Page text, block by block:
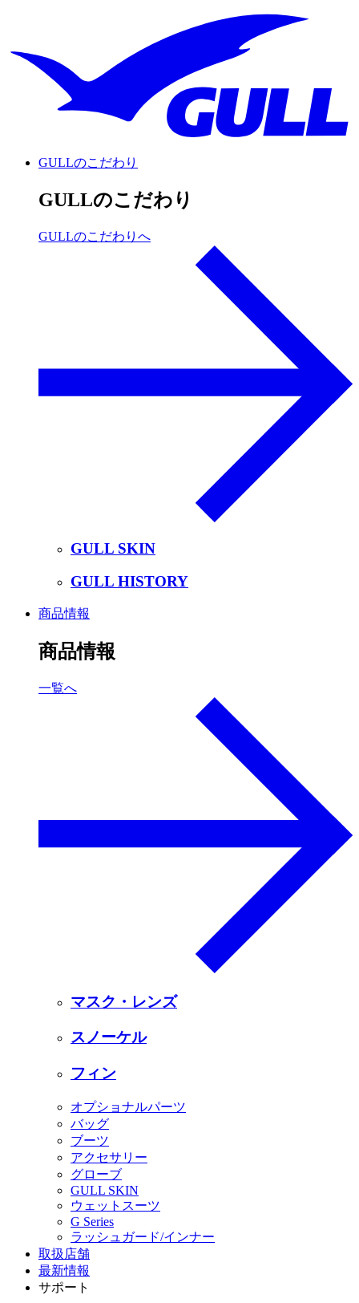
GULLのこだわり
GULLのこだわり
GULLのこだわりへ
GULL SKIN
GULL HISTORY
商品情報
商品情報
一覧へ
マスク・レンズ
スノーケル
フィン
オプショナルパーツ
バッグ
ブーツ
アクセサリー
グローブ
GULL SKIN
ウェットスーツ
G Series
ラッシュガード/インナー
取扱店舗
最新情報
サポート